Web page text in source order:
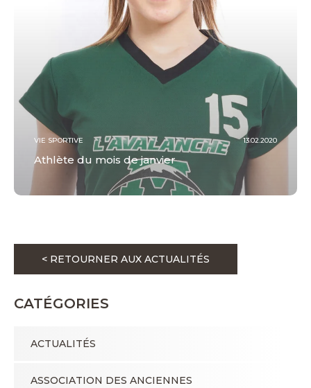
VIE SPORTIVE 13.02.2020
Athlète du mois de janvier
< RETOURNER AUX ACTUALITÉS
CATÉGORIES
ACTUALITÉS
ASSOCIATION DES ANCIENNES